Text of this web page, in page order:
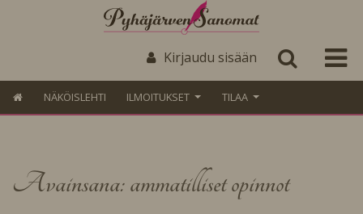
Kirjaudu sisään
NÄKÖISLEHTI ILMOITUKSET TILAA
Avainsana: ammatilliset opinnot